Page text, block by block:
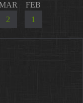
2
FEB
1